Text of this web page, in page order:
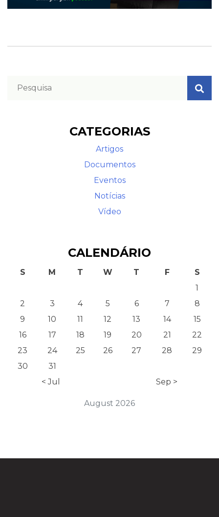
CATEGORIAS
Artigos
Documentos
Eventos
Notícias
Vídeo
CALENDÁRIO
August 2026
S M T W T F
S
1
2
3 4 5 6 7
8
9
10 11 12 13 14
15
16
17 18 19 20 21
22
23
24 25 26 27 28
29
30
31
< Jul
Sep >